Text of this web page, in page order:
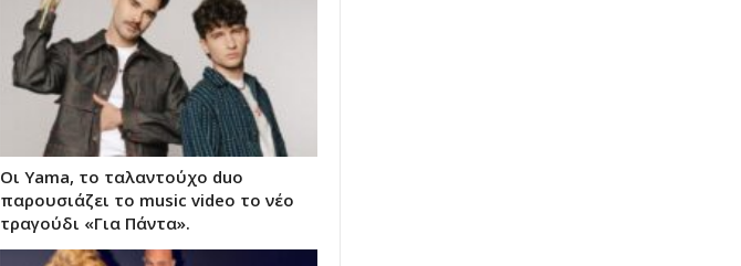
Οι Yama, το ταλαντούχο duo
παρουσιάζει το music video το νέο
τραγούδι «Για Πάντα».